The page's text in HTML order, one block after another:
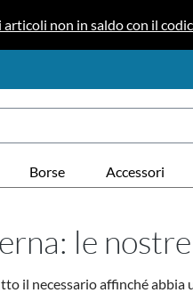
articoli non in saldo con il
Borse Accessori
le
il necessario affinché